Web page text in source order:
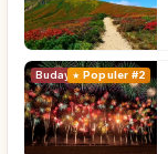
Budaya Tradisional
Populer #2